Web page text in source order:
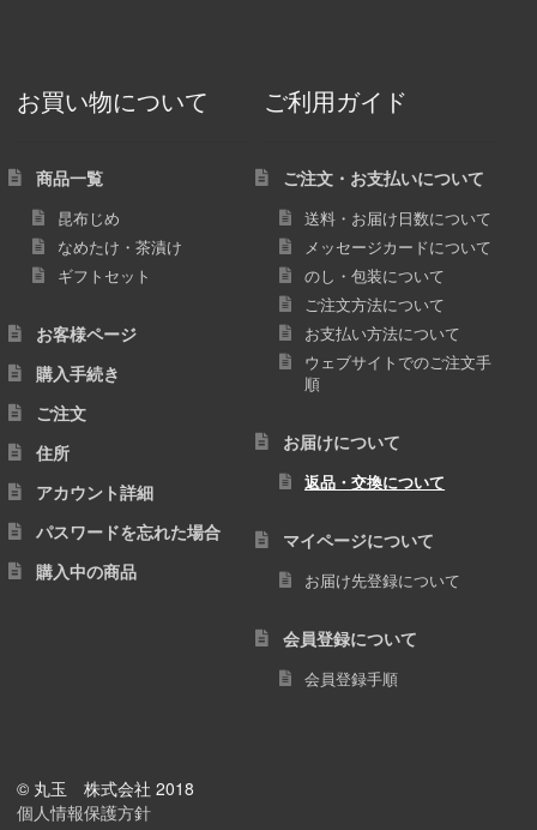
お買い物について
商品一覧
昆布じめ
なめたけ・茶漬け
ギフトセット
お客様ページ
購入手続き
ご注文
住所
アカウント詳細
パスワードを忘れた場合
購入中の商品
ご利用ガイド
ご注文・お支払いについて
送料・お届け日数について
メッセージカードについて
のし・包装について
ご注文方法について
お支払い方法について
ウェブサイトでのご注文手
順
お届けについて
返品・交換について
マイページについて
お届け先登録について
会員登録について
会員登録手順
© 丸玉 株式会社 2018
個人情報保護方針